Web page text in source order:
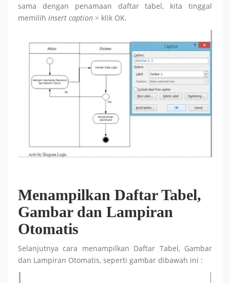
sama dengan penamaan daftar tabel, kita tinggal
memilih insert caption > klik OK.
Menampilkan Daftar Tabel,
Gambar dan Lampiran
Otomatis
Selanjutnya cara menampilkan Daftar Tabel, Gambar
dan Lampiran Otomatis, seperti gambar dibawah ini :